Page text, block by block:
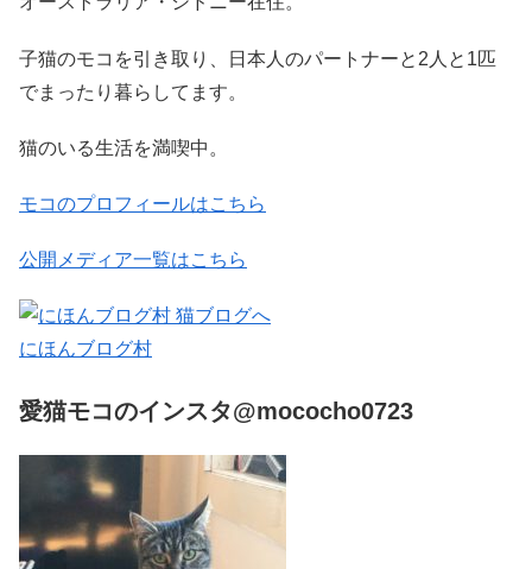
子猫のモコを引き取り、日本人のパートナーと2人と1匹
でまったり暮らしてます。
猫のいる生活を満喫中。
モコのプロフィールはこちら
公開メディア一覧はこちら
にほんブログ村
愛猫モコのインスタ@mococho0723